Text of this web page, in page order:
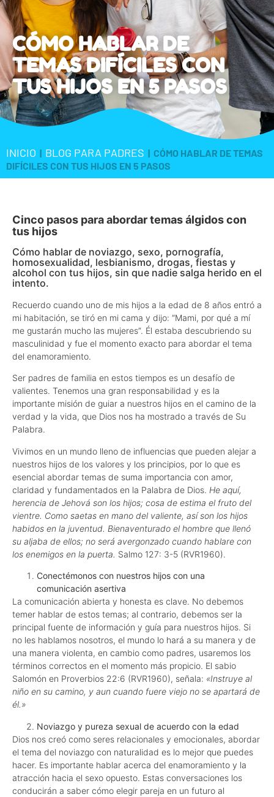
CÓMO HABLAR DE
TEMAS DIFÍCILES CON
TUS HIJOS EN 5 PASOS
INICIO | BLOG PARA PADRES | CÓMO HABLAR DE TEMAS
DIFÍCILES CON TUS HIJOS EN 5 PASOS
Cinco pasos para abordar temas álgidos con
tus hijos
Cómo hablar de noviazgo, sexo, pornografía,
homosexualidad, lesbianismo, drogas, fiestas y
alcohol con tus hijos, sin que nadie salga herido en el
intento.
Recuerdo cuando uno de mis hijos a la edad de 8 años entró a
mi habitación, se tiró en mi cama y dijo: “Mami, por qué a mí
me gustarán mucho las mujeres”. Él estaba descubriendo su
masculinidad y fue el momento exacto para abordar el tema
del enamoramiento.
Ser padres de familia en estos tiempos es un desafío de
valientes. Tenemos una gran responsabilidad y es la
importante misión de guiar a nuestros hijos en el camino de la
verdad y la vida, que Dios nos ha mostrado a través de Su
Palabra.
Vivimos en un mundo lleno de influencias que pueden alejar a
nuestros hijos de los valores y los principios, por lo que es
esencial abordar temas de suma importancia con amor,
claridad y fundamentados en la Palabra de Dios. He aquí,
herencia de Jehová son los hijos; cosa de estima el fruto del
vientre. Como saetas en mano del valiente, así son los hijos
habidos en la juventud. Bienaventurado el hombre que llenó
su aljaba de ellos; no será avergonzado cuando hablare con
los enemigos en la puerta. Salmo 127: 3-5 (RVR1960).
Conectémonos con nuestros hijos con una
comunicación asertiva
La comunicación abierta y honesta es clave. No debemos
temer hablar de estos temas; al contrario, debemos ser la
principal fuente de información y guía para nuestros hijos. Si
no les hablamos nosotros, el mundo lo hará a su manera y de
una manera violenta, en cambio como padres, usaremos los
términos correctos en el momento más propicio. El sabio
Salomón en Proverbios 22:6 (RVR1960), señala: «Instruye al
niño en su camino, y aun cuando fuere viejo no se apartará de
él.»
Noviazgo y pureza sexual de acuerdo con la edad
Dios nos creó como seres relacionales y emocionales, abordar
el tema del noviazgo con naturalidad es lo mejor que puedes
hacer. Es importante hablar acerca del enamoramiento y la
atracción hacia el sexo opuesto. Estas conversaciones los
conducirán a saber cómo elegir pareja en un futuro al